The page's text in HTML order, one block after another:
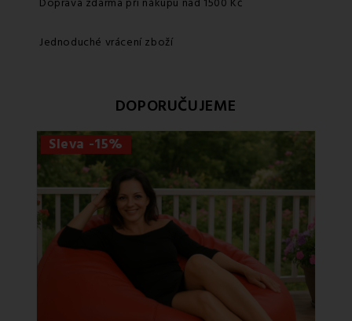
Jednoduché vrácení zboží
DOPORUČUJEME
Sleva -15%